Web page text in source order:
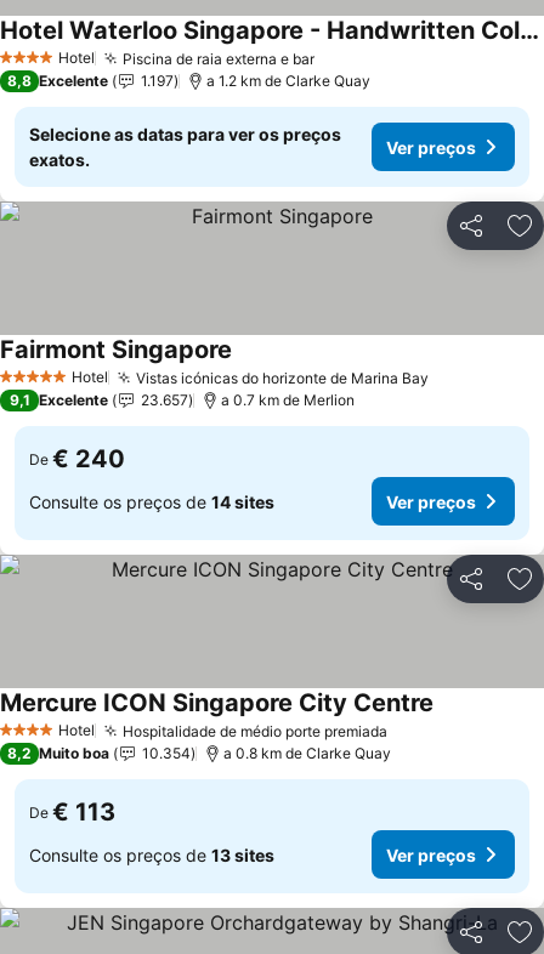
4 EstrelasHotel Piscina de raia externa e barVer preços
Hotel Waterloo Singapore - Handwritten Collection
Ver preços
8,8 Excelente 1.197 a 1.2 km de Clarke Quay
Selecione as datas para ver os preços
exatos.
Ver preços
Partilhar
5 Estrelas Hotel Vistas icónicas do horizonte de Marina Bay
Fairmont Singapore
9,1 Excelente 23.657 a 0.7 km de Merlion
De € 240
Consulte os preços de 14 sites Ver preços
Partilhar
4 EstrelasHotel Hospitalidade de médio porte premiada
Mercure ICON Singapore City Centre
8,2 Muito boa 10.354 a 0.8 km de Clarke Quay
De € 113
Consulte os preços de 13 sites Ver preços
Partilhar